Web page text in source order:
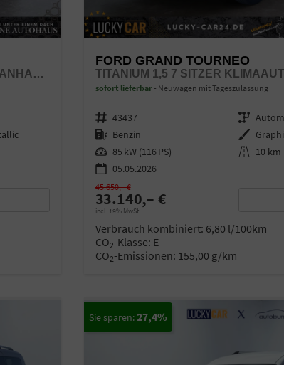
TITANIUM 1,5 7 SITZER KLIMAAUTOMATIK ANHÄNGERKUPPLUNG SITZHEIZUNG EINPARKHILFE KAMERA 17 ZOLL LEICHTMETALL ACC
FORD GRAND TOURNEO
sofort lieferbar Neuwagen mit Tageszulassung
Fahrzeugnr. 43437 Getriebe
Kraftstoff Benzin Außenfarbe
Leistung 85 kW (116 PS) Kilometerstand 10 km
05.05.2026
33.140,– €
incl. 19% MwSt.
45.650,– €
Verbrauch kombiniert: 6,80 l/100km
CO2-Klasse: E
CO2-Emissionen: 155,00 g/km
27,4%